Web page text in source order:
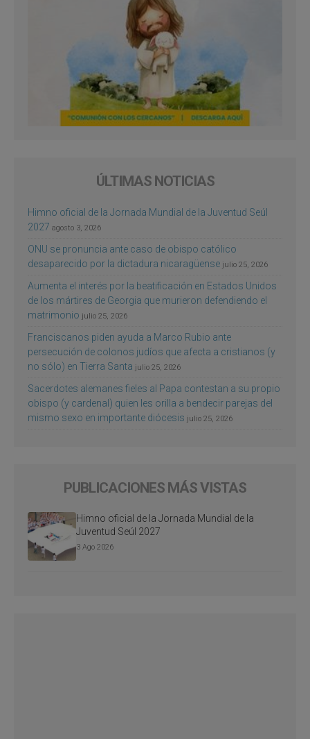
ÚLTIMAS NOTICIAS
Himno oficial de la Jornada Mundial de la Juventud Seúl
2027 agosto 3, 2026
ONU se pronuncia ante caso de obispo católico
desaparecido por la dictadura nicaragüense julio 25, 2026
Aumenta el interés por la beatificación en Estados Unidos
de los mártires de Georgia que murieron defendiendo el
matrimonio julio 25, 2026
Franciscanos piden ayuda a Marco Rubio ante
persecución de colonos judíos que afecta a cristianos (y
no sólo) en Tierra Santa julio 25, 2026
Sacerdotes alemanes fieles al Papa contestan a su propio
obispo (y cardenal) quien les orilla a bendecir parejas del
mismo sexo en importante diócesis julio 25, 2026
PUBLICACIONES MÁS VISTAS
Himno oficial de la Jornada Mundial de la
Juventud Seúl 2027
3 Ago 2026